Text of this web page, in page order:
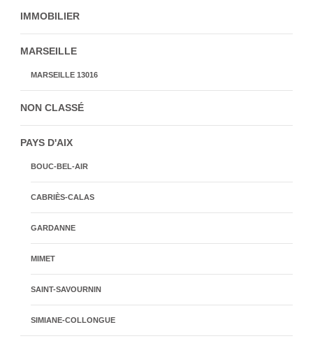
IMMOBILIER
MARSEILLE
MARSEILLE 13016
NON CLASSÉ
PAYS D'AIX
BOUC-BEL-AIR
CABRIÈS-CALAS
GARDANNE
MIMET
SAINT-SAVOURNIN
SIMIANE-COLLONGUE